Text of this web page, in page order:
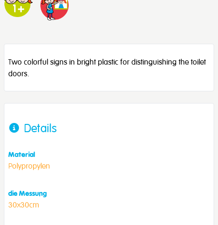
Two colorful signs in bright plastic for distinguishing the toilet
doors.
Details
Material
Polypropylen
die Messung
30x30cm